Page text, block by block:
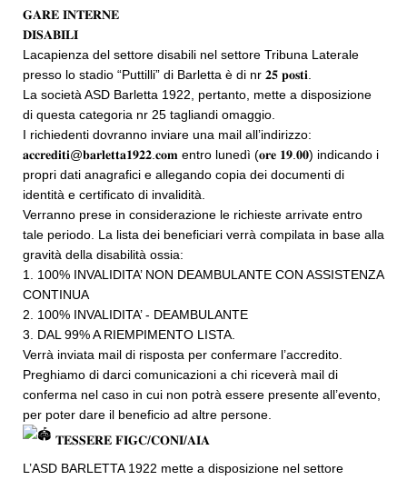
𝐆𝐀𝐑𝐄 𝐈𝐍𝐓𝐄𝐑𝐍𝐄
𝐃𝐈𝐒𝐀𝐁𝐈𝐋𝐈
Lacapienza del settore disabili nel settore Tribuna Laterale
presso lo stadio “Puttilli” di Barletta è di nr 𝟐𝟓 𝐩𝐨𝐬𝐭𝐢.
La società ASD Barletta 1922, pertanto, mette a disposizione
di questa categoria nr 25 tagliandi omaggio.
I richiedenti dovranno inviare una mail all’indirizzo:
𝐚𝐜𝐜𝐫𝐞𝐝𝐢𝐭𝐢@𝐛𝐚𝐫𝐥𝐞𝐭𝐭𝐚𝟏𝟗𝟐𝟐.𝐜𝐨𝐦 entro lunedì (𝐨𝐫𝐞 𝟏𝟗.𝟎𝟎) indicando i
propri dati anagrafici e allegando copia dei documenti di
identità e certificato di invalidità.
Verranno prese in considerazione le richieste arrivate entro
tale periodo. La lista dei beneficiari verrà compilata in base alla
gravità della disabilità ossia:
1. 100% INVALIDITA’ NON DEAMBULANTE CON ASSISTENZA
CONTINUA
2. 100% INVALIDITA’ - DEAMBULANTE
3. DAL 99% A RIEMPIMENTO LISTA.
Verrà inviata mail di risposta per confermare l’accredito.
Preghiamo di darci comunicazioni a chi riceverà mail di
conferma nel caso in cui non potrà essere presente all’evento,
per poter dare il beneficio ad altre persone.
𝐓𝐄𝐒𝐒𝐄𝐑𝐄 𝐅𝐈𝐆𝐂/𝐂𝐎𝐍𝐈/𝐀𝐈𝐀
L’ASD BARLETTA 1922 mette a disposizione nel settore